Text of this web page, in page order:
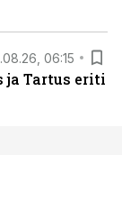
06:15
ja Tartus eriti